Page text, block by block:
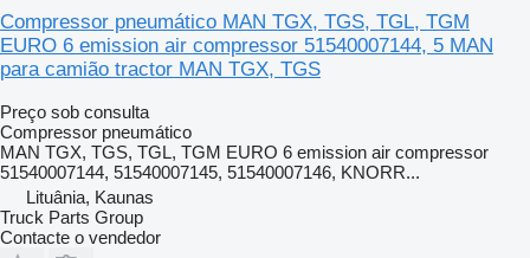
Compressor pneumático MAN TGX, TGS, TGL, TGM
EURO 6 emission air compressor 51540007144, 5 MAN
para camião tractor MAN TGX, TGS
Preço sob consulta
Compressor pneumático
MAN TGX, TGS, TGL, TGM EURO 6 emission air compressor
51540007144, 51540007145, 51540007146, KNORR...
Lituânia, Kaunas
Truck Parts Group
Contacte o vendedor